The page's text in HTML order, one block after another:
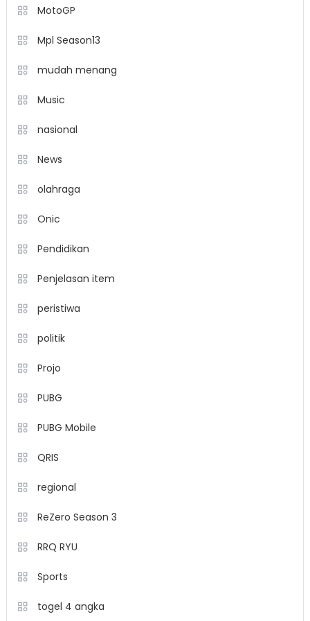
MotoGP
Mpl Season13
mudah menang
Music
nasional
News
olahraga
Onic
Pendidikan
Penjelasan item
peristiwa
politik
Projo
PUBG
PUBG Mobile
QRIS
regional
ReZero Season 3
RRQ RYU
Sports
togel 4 angka